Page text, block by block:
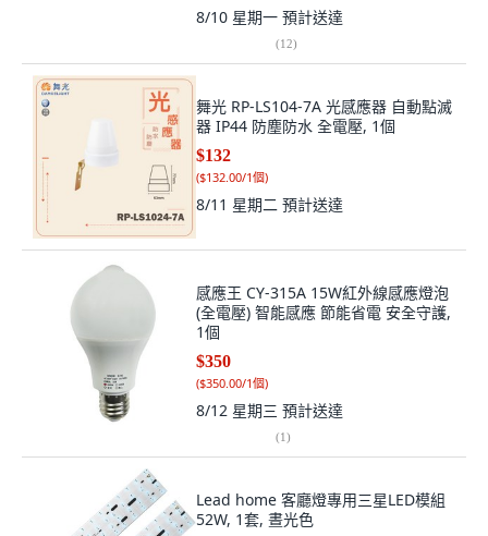
8/10 星期一 預計送達
(12)
舞光 RP-LS104-7A 光感應器 自動點滅
器 IP44 防塵防水 全電壓, 1個
$132
($132.00/1個)
8/11 星期二 預計送達
感應王 CY-315A 15W紅外線感應燈泡
(全電壓) 智能感應 節能省電 安全守護,
1個
$350
($350.00/1個)
8/12 星期三 預計送達
(1)
Lead home 客廳燈專用三星LED模組
52W, 1套, 晝光色